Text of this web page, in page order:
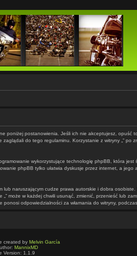
poniżej postanowienia. Jeśli ich nie akceptujesz, opuść
do tego regulaminu. Korzystanie z witryny „” po
wykorzystujące technologię phpBB, która
phpBB tylko ułatwia dyskusje przez internet, a
naruszającym cudze prawa autorskie i dobra
może w każdej chwili usunąć, zmienić, przenieść lub
odpowiedzialności za włamania do witryny,
created by Melvin García
MannixMD
Version: 1.1.9